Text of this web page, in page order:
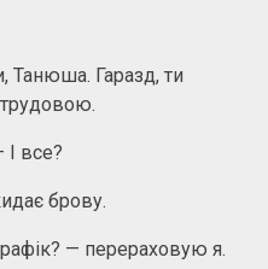
Танюша. Гаразд, ти
трудовою.
все?
брову.
— перераховую я.